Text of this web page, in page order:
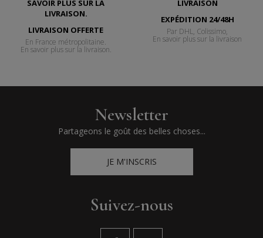
LIVRAISON OFFERTE
En France métropolitaine.
En savoir plus sur la livraison.
EXPÉDITION 24/48H
Par DHL, Colissimo,
En savoir plus sur la livraison
Newsletter
Partageons le goût des belles choses...
JE M'INSCRIS
Suivez-nous